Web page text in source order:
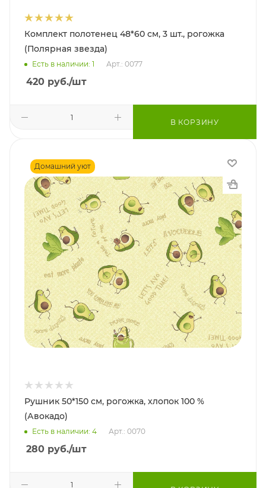
Комплект полотенец 48*60 см, 3 шт., рогожка
(Полярная звезда)
Есть в наличии: 1 Арт.: 0077
420 руб./шт
В КОРЗИНУ
Домашний уют
Рушник 50*150 см, рогожка, хлопок 100 %
(Авокадо)
Есть в наличии: 4 Арт.: 0070
280 руб./шт